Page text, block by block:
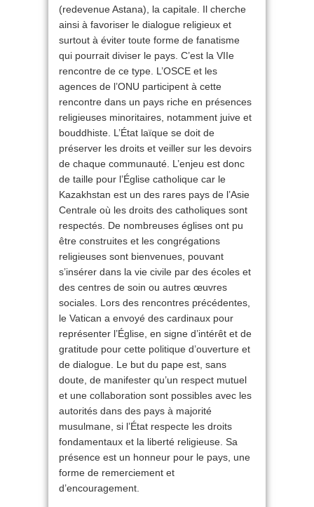
(redevenue Astana), la capitale. Il cherche
ainsi à favoriser le dialogue religieux et
surtout à éviter toute forme de fanatisme
qui pourrait diviser le pays. C’est la VIIe
rencontre de ce type. L’OSCE et les
agences de l’ONU participent à cette
rencontre dans un pays riche en présences
religieuses minoritaires, notamment juive et
bouddhiste. L’État laïque se doit de
préserver les droits et veiller sur les devoirs
de chaque communauté. L’enjeu est donc
de taille pour l’Église catholique car le
Kazakhstan est un des rares pays de l’Asie
Centrale où les droits des catholiques sont
respectés. De nombreuses églises ont pu
être construites et les congrégations
religieuses sont bienvenues, pouvant
s’insérer dans la vie civile par des écoles et
des centres de soin ou autres œuvres
sociales. Lors des rencontres précédentes,
le Vatican a envoyé des cardinaux pour
représenter l’Église, en signe d’intérêt et de
gratitude pour cette politique d’ouverture et
de dialogue. Le but du pape est, sans
doute, de manifester qu’un respect mutuel
et une collaboration sont possibles avec les
autorités dans des pays à majorité
musulmane, si l’État respecte les droits
fondamentaux et la liberté religieuse. Sa
présence est un honneur pour le pays, une
forme de remerciement et
d’encouragement.